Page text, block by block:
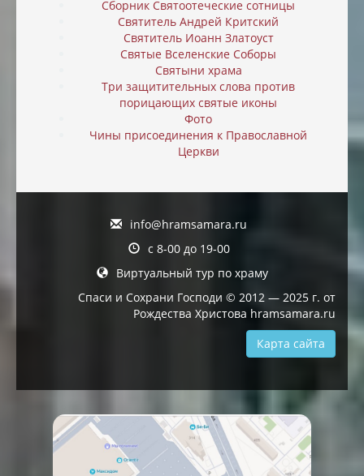
Сборник Святоотеческие сотницы
Святитель Андрей Критский
Святитель Иоанн Златоуст
Святые Вселенские Соборы
Святыни храма
Три защитительных слова против
порицающих святые иконы
Фото
Чины присоединения к Православной
Церкви
info@hramsamara.ru
с 8-00 до 19-00
Виртуальный тур по храму
Спаси и Сохрани Господи © 2012 — 2025 г. от
Рождества Христова hramsamara.ru
Карта сайта